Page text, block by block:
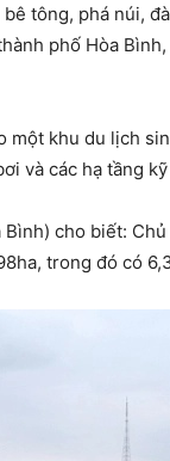
tông, phá núi,
phố Hòa
khu du lịch
và các hạ tầng
cho biết:
trong đó có